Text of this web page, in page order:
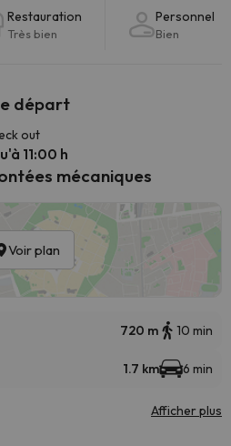
Restauration
Très bien
Personnel
Bien
départ
out
11:00 h
mécaniques
Voir plan
720 m 10 min
1.7 km 6 min
Afficher plus